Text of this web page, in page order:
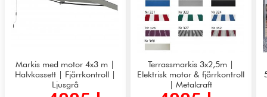
Markis med motor 4x3 m |
Halvkassett | Fjärrkontroll |
Ljusgrå
Terrassmarkis 3x2,5m |
Elektrisk motor & fjärrkontroll
| Metalcraft